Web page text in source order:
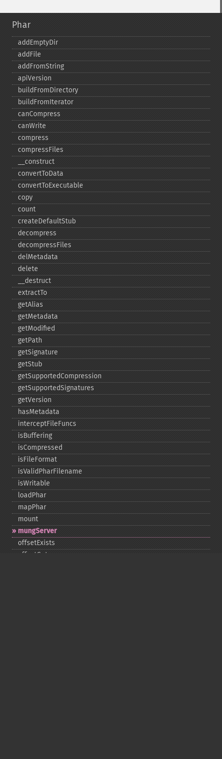
Phar
addEmptyDir
addFile
addFromString
apiVersion
buildFromDirectory
buildFromIterator
canCompress
canWrite
compress
compressFiles
_​_​construct
convertToData
convertToExecutable
copy
count
createDefaultStub
decompress
decompressFiles
delMetadata
delete
_​_​destruct
extractTo
getAlias
getMetadata
getModified
getPath
getSignature
getStub
getSupportedCompression
getSupportedSignatures
getVersion
hasMetadata
interceptFileFuncs
isBuffering
isCompressed
isFileFormat
isValidPharFilename
isWritable
loadPhar
mapPhar
mount
mungServer
offsetExists
offsetGet